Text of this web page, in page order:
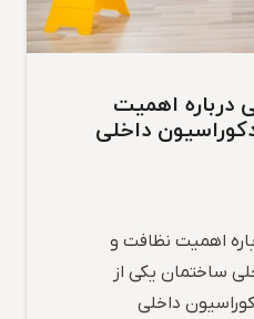
درباره اهمیت
داخلی
اهمیت نظافت و
ساختمان یکی از
داخلی